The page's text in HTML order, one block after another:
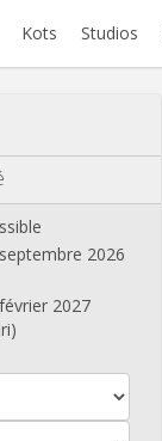
Kots Studios
2026
2027